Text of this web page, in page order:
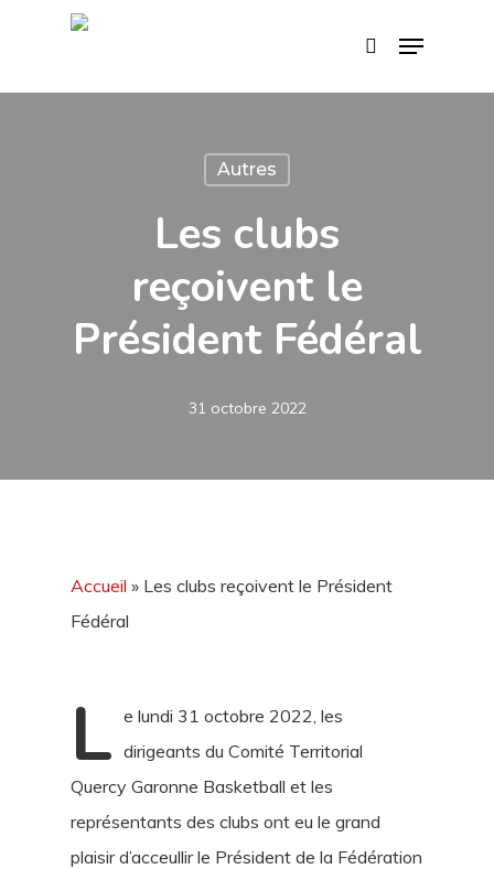
main
search
Menu
Autres
Les clubs
reçoivent le
Président Fédéral
31 octobre 2022
Accueil » Les clubs reçoivent le Président
Fédéral
L e lundi 31 octobre 2022, les
dirigeants du Comité Territorial
Quercy Garonne Basketball et les
représentants des clubs ont eu le grand
plaisir d’acceullir le Président de la Fédération